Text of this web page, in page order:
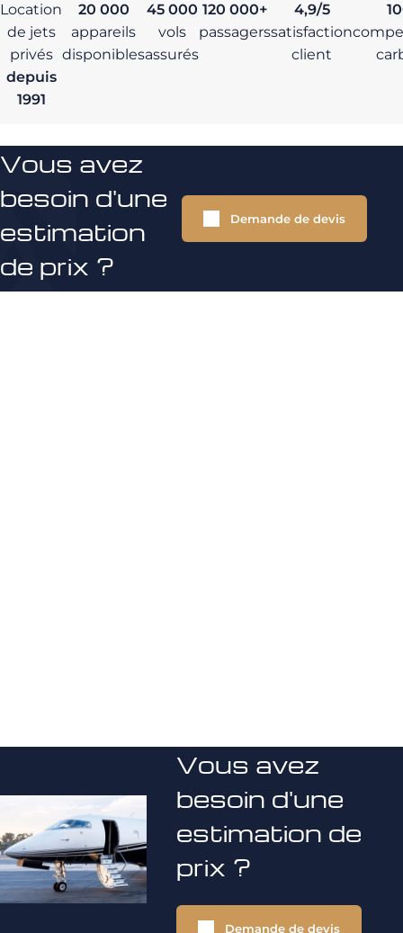
Location
de jets
privés
depuis
1991
20 000
appareils
disponibles
45 000
vols
assurés
120 000+
passagers
4,9/5
satisfaction
client
Vous avez
besoin d'une
estimation
de prix ?
Demande de devis
Vous avez
besoin d'une
estimation de
prix ?
Demande de devis